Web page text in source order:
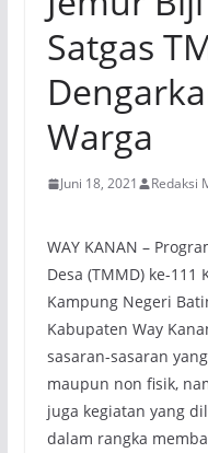
Satgas
Warga
Juni 18, 2021 Redaksi
WAY KANAN –
Desa (TMMD) ke-111
Kampung Negeri
Kabupaten Way
sasaran-sasaran
maupun non fisik,
juga kegiatan yang
dalam rangka